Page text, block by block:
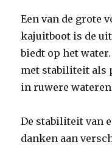
Een van de grote
kajuitboot is de
biedt op het
met stabiliteit als
in ruwere
De stabiliteit van
danken aan